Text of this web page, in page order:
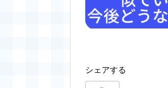
シェアする